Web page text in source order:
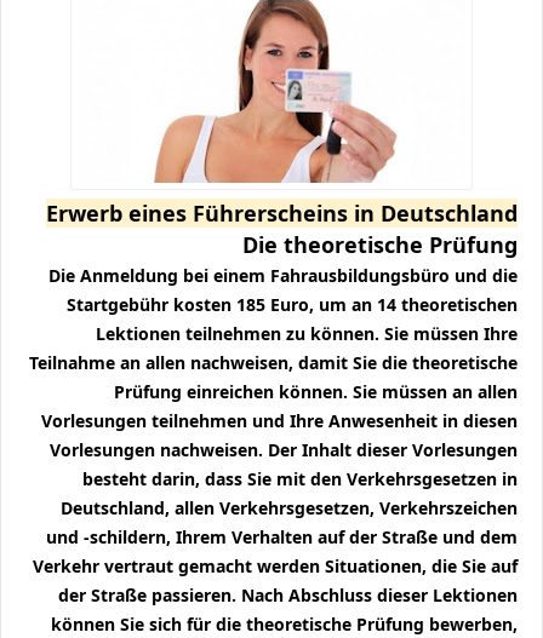
Erwerb eines Führerscheins in Deutschland
Die theoretische Prüfung
Die Anmeldung bei einem Fahrausbildungsbüro und die
Startgebühr kosten 185 Euro, um an 14 theoretischen
Lektionen teilnehmen zu können. Sie müssen Ihre
Teilnahme an allen nachweisen, damit Sie die theoretische
Prüfung einreichen können. Sie müssen an allen
Vorlesungen teilnehmen und Ihre Anwesenheit in diesen
Vorlesungen nachweisen. Der Inhalt dieser Vorlesungen
besteht darin, dass Sie mit den Verkehrsgesetzen in
Deutschland, allen Verkehrsgesetzen, Verkehrszeichen
und -schildern, Ihrem Verhalten auf der Straße und dem
Verkehr vertraut gemacht werden Situationen, die Sie auf
der Straße passieren. Nach Abschluss dieser Lektionen
können Sie sich für die theoretische Prüfung bewerben,